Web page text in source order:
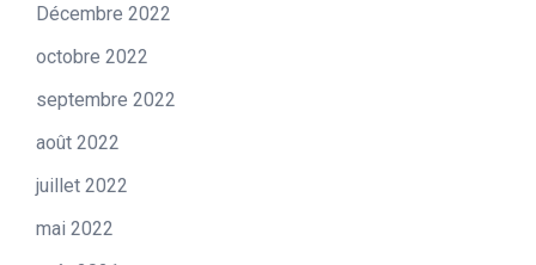
Décembre 2022
octobre 2022
septembre 2022
août 2022
juillet 2022
mai 2022